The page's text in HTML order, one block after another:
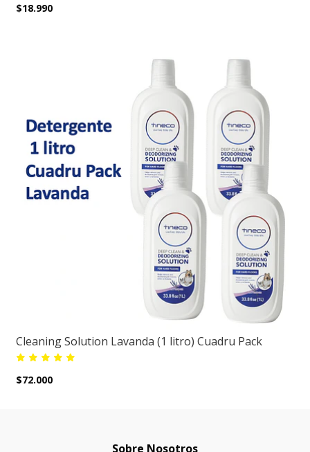
$18.990
Cleaning Solution Lavanda (1 litro) Cuadru Pack
$72.000
Sobre Nosotros